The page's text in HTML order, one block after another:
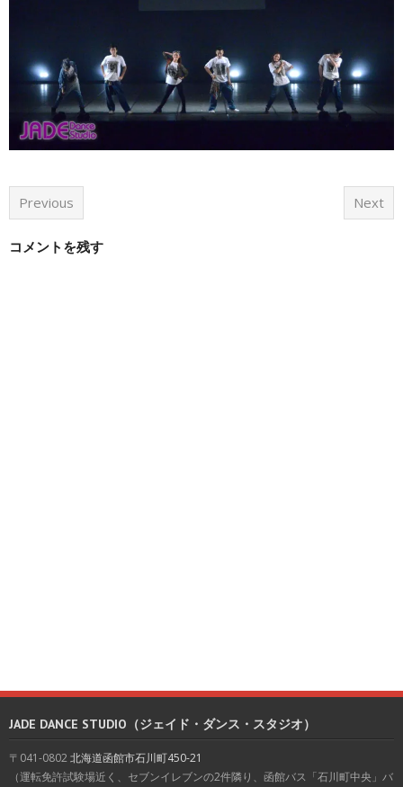
Previous Next
コメントを残す
JADE DANCE STUDIO（ジェイド・ダンス・スタジオ）
〒041-0802北海道函館市石川町450-21
（運転免許試験場近く、セブンイレブンの2件隣り、函館バス「石川町中央」バ